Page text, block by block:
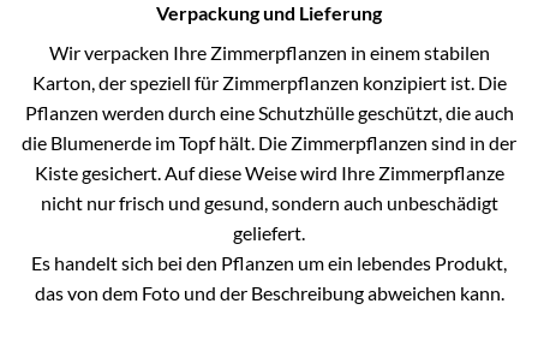
Verpackung und Lieferung
Wir verpacken Ihre Zimmerpflanzen in einem stabilen
Karton, der speziell für Zimmerpflanzen konzipiert ist. Die
Pflanzen werden durch eine Schutzhülle geschützt, die auch
die Blumenerde im Topf hält. Die Zimmerpflanzen sind in der
Kiste gesichert. Auf diese Weise wird Ihre Zimmerpflanze
nicht nur frisch und gesund, sondern auch unbeschädigt
geliefert.
Es handelt sich bei den Pflanzen um ein lebendes Produkt,
das von dem Foto und der Beschreibung abweichen kann.